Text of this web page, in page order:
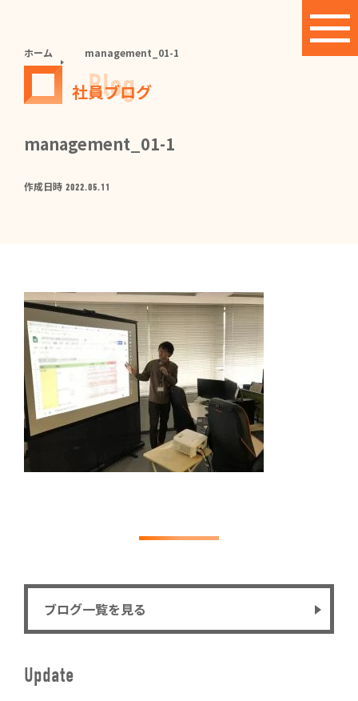
ホーム management_01-1
Blog
社員ブログ
management_01-1
作成日時 2022.05.11
ブログ一覧を見る
Update